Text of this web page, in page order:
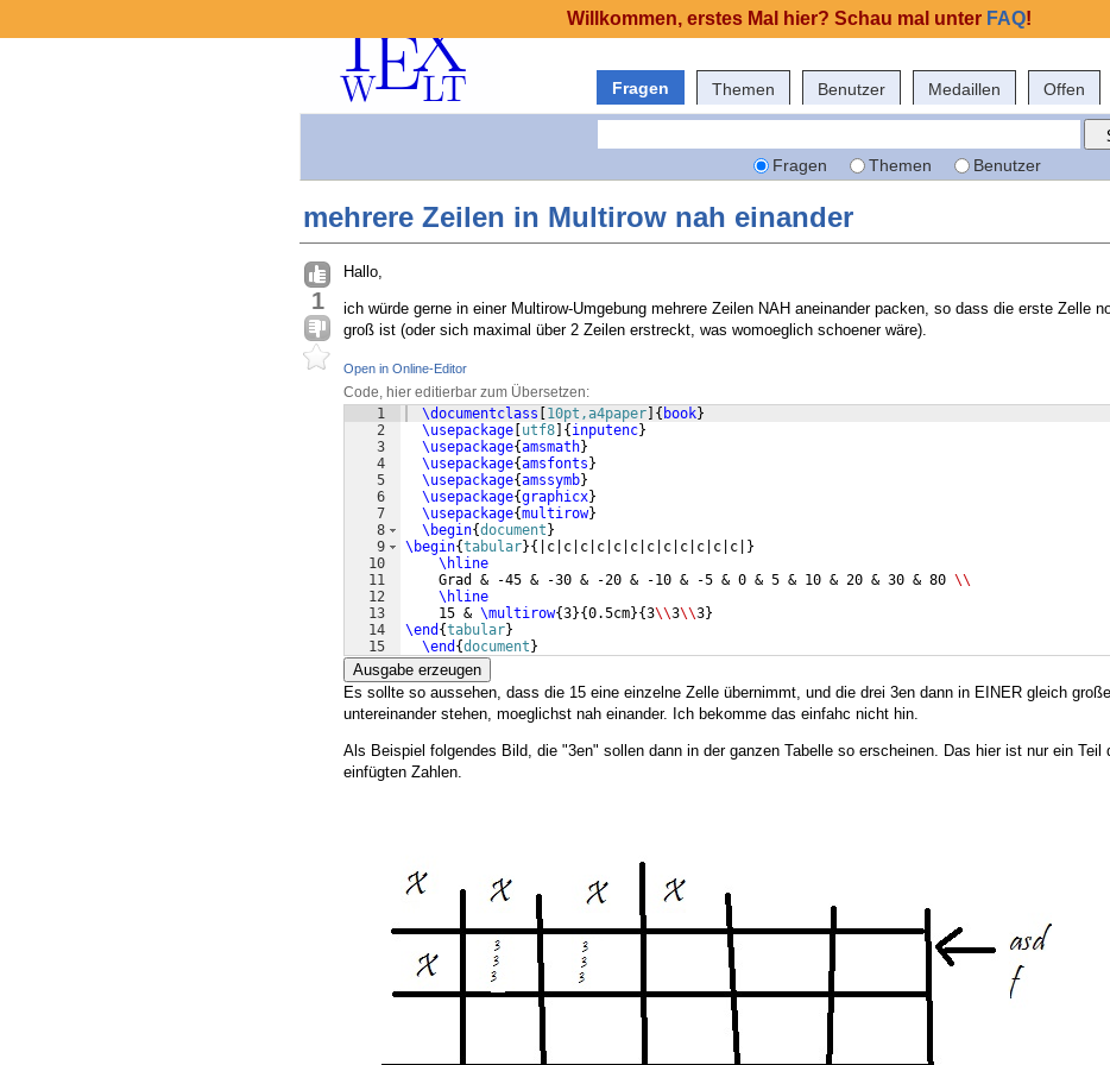
Fragen Themen Benutzer Medaillen Offen
Fragen Themen Benutzer
mehrere Zeilen in Multirow nah einander
1
Hallo,
ich würde gerne in einer Multirow-Umgebung mehrere Zeilen NAH aneinander packen, so dass die erste Zelle
groß ist (oder sich maximal über 2 Zeilen erstreckt, was womoeglich schoener wäre).
Open in Online-Editor
Code, hier editierbar zum Übersetzen:
1
2
3
4
5
6
7
8
9
10
11
12
13
14
15
\documentclass 10pt,a4paper { book}
\usepackage utf8 { inputenc}
\usepackage{amsmath}
\usepackage{amsfonts }
\usepackage{amssymb}
\usepackage{graphicx}
\usepackage{multirow}
\begin{document }
\begin{tabular}{ |c|c|c|c|c|c|c|c|c|c|c|c|
}
\hline
    Grad & -45 & -30 & -20 & -10 & -5 & 0 & 5 & 10 & 20 & 30 & 80
\\
\hline
    15 &
\multirow{3}{0.5cm}{3\\3\\3}
\end {tabular}
\end {document }
Ausgabe erzeugen
Es sollte so aussehen, dass die 15 eine einzelne Zelle übernimmt, und die drei 3en dann in EINER gleich
untereinander stehen, moeglichst nah einander. Ich bekomme das einfahc nicht hin.
Als Beispiel folgendes Bild, die "3en" sollen dann in der ganzen Tabelle so erscheinen. Das hier ist nur ein Teil
einfügten Zahlen.
Willkommen, erstes Mal hier? Schau mal unter FAQ!